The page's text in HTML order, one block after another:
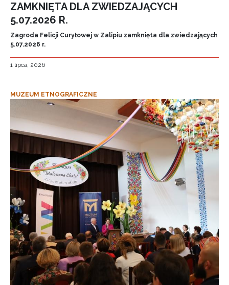
ZAMKNIĘTA DLA ZWIEDZAJĄCYCH
5.07.2026 R.
Zagroda Felicji Curyłowej w Zalipiu zamknięta dla zwiedzających
5.07.2026 r.
1 lipca, 2026
MUZEUM ETNOGRAFICZNE